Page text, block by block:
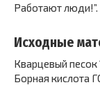
Работают люди!”.
Исходные
Кварцевый
Борная кислота